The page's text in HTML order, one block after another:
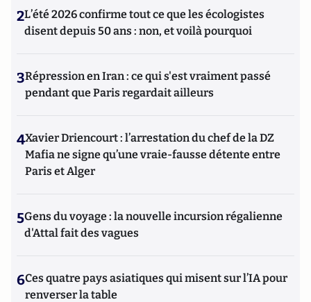
2L’été 2026 confirme tout ce que les écologistes
disent depuis 50 ans : non, et voilà pourquoi
3Répression en Iran : ce qui s'est vraiment passé
pendant que Paris regardait ailleurs
4Xavier Driencourt : l’arrestation du chef de la DZ
Mafia ne signe qu’une vraie-fausse détente entre
Paris et Alger
5Gens du voyage : la nouvelle incursion régalienne
d'Attal fait des vagues
6Ces quatre pays asiatiques qui misent sur l’IA pour
renverser la table